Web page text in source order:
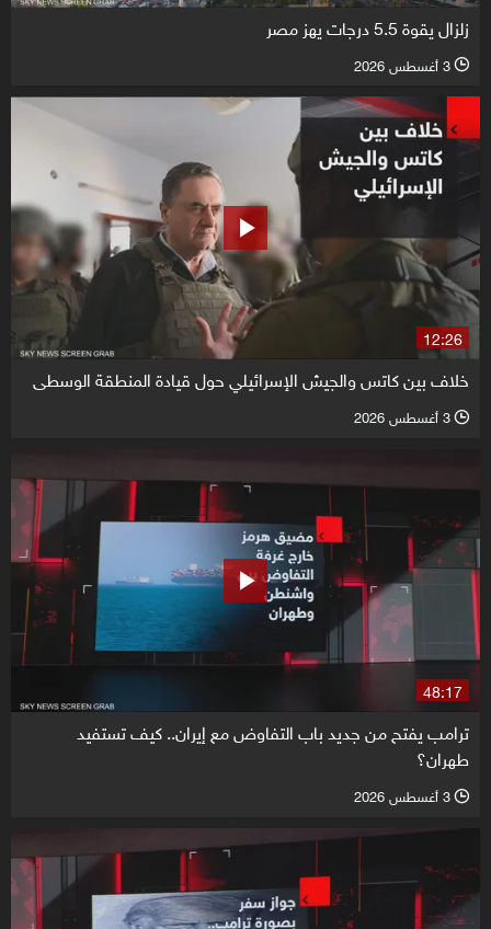
زلزال يقوة 5.5 درجات يهز مصر
l 3 أغسطس 2026
12:26
خلاف بين كاتس والجيش الإسرائيلي حول قيادة المنطقة الوسطى
l 3 أغسطس 2026
48:17
ترامب يفتح من جديد باب التفاوض مع إيران.. كيف تستفيد
طهران؟
l 3 أغسطس 2026